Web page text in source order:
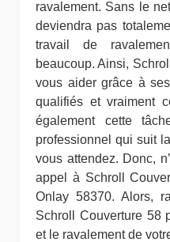
ravalement. Sans le
deviendra pas
travail de
beaucoup. Ainsi,
vous aider grâce à
qualifiés et vraiment
également cette
professionnel qui suit
vous attendez. Donc,
appel à Schroll
Onlay 58370. Alors,
Schroll Couverture 58
et le ravalement de